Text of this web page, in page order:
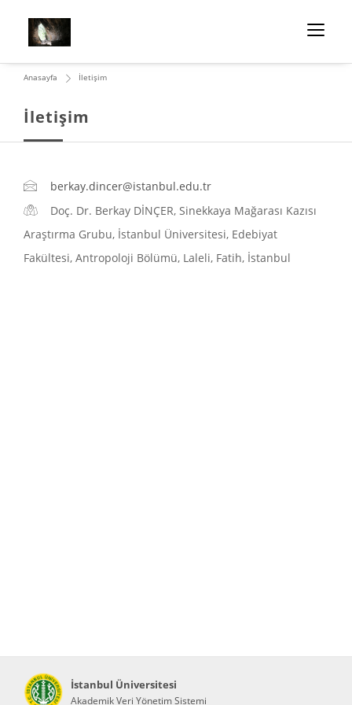
İletişim
Anasayfa İletişim
berkay.dincer@istanbul.edu.tr
Doç. Dr. Berkay DİNÇER, Sinekkaya Mağarası Kazısı
Araştırma Grubu, İstanbul Üniversitesi, Edebiyat
Fakültesi, Antropoloji Bölümü, Laleli, Fatih, İstanbul
İstanbul Üniversitesi
Akademik Veri Yönetim Sistemi